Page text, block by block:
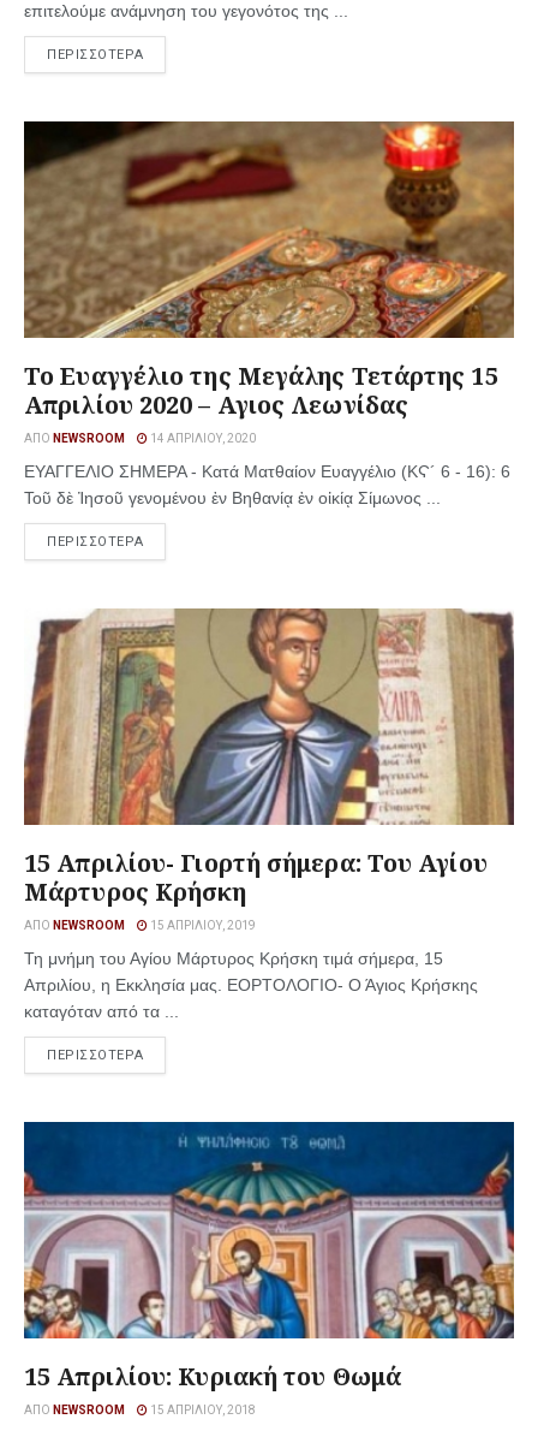
επιτελούμε ανάμνηση του γεγονότος της ...
ΠΕΡΙΣΣΟΤΕΡΑ
Το Ευαγγέλιο της Μεγάλης Τετάρτης 15
Απριλίου 2020 – Αγιος Λεωνίδας
ΑΠΌ NEWSROOM 14 ΑΠΡΙΛΊΟΥ, 2020
ΕΥΑΓΓΕΛΙΟ ΣΗΜΕΡΑ - Κατά Ματθαίον Ευαγγέλιο (ΚϚ´ 6 - 16): 6
Τοῦ δὲ Ἰησοῦ γενομένου ἐν Βηθανίᾳ ἐν οἰκίᾳ Σίμωνος ...
ΠΕΡΙΣΣΟΤΕΡΑ
15 Απριλίου- Γιορτή σήμερα: Του Αγίου
Μάρτυρος Κρήσκη
ΑΠΌ NEWSROOM 15 ΑΠΡΙΛΊΟΥ, 2019
Τη μνήμη του Αγίου Μάρτυρος Κρήσκη τιμά σήμερα, 15
Απριλίου, η Εκκλησία μας. ΕΟΡΤΟΛΟΓΙΟ- Ο Άγιος Κρήσκης
καταγόταν από τα ...
ΠΕΡΙΣΣΟΤΕΡΑ
15 Απριλίου: Κυριακή του Θωμά
ΑΠΌ NEWSROOM 15 ΑΠΡΙΛΊΟΥ, 2018